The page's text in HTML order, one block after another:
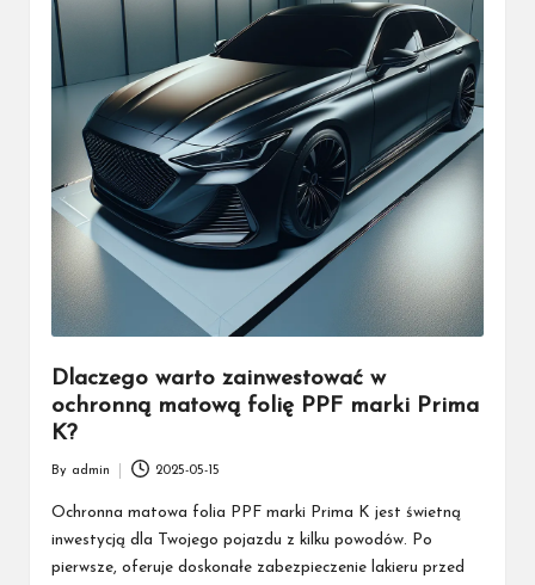
Dlaczego warto zainwestować w
ochronną matową folię PPF marki Prima
K?
by
By admin 2025-05-15
Ochronna matowa folia PPF marki Prima K jest świetną
inwestycją dla Twojego pojazdu z kilku powodów. Po
pierwsze, oferuje doskonałe zabezpieczenie lakieru przed